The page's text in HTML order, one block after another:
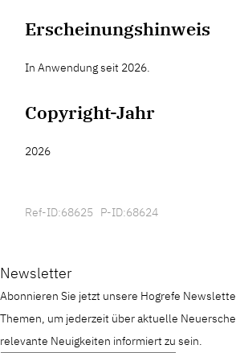
Erscheinungshinweis
In Anwendung seit 2026.
Copyright-Jahr
2026
Ref-ID:68625 P-ID:68624
Newsletter
Abonnieren Sie jetzt unsere Hogrefe
Themen, um jederzeit über aktuelle
relevante Neuigkeiten informiert zu sein.